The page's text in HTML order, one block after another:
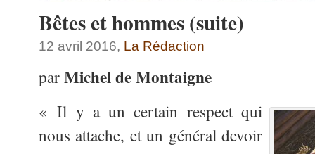
Bêtes et hommes (suite)
12 avril 2016, La Rédaction
parMichel de Montaigne
« Il y a un certain respect qui
nous attache, et un général devoir